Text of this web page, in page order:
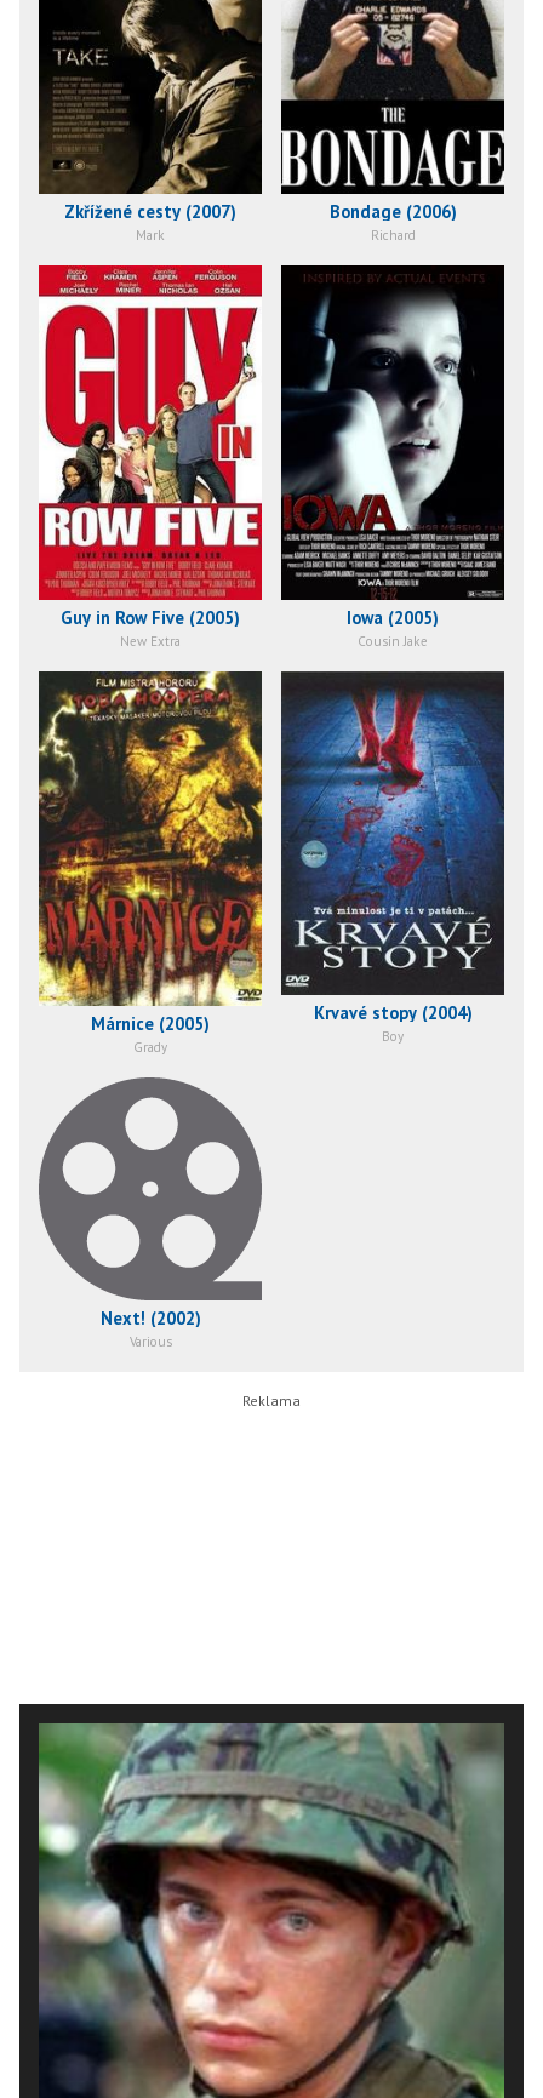
Zkřížené cesty (2007)
Mark
Bondage (2006)
Richard
Guy in Row Five (2005)
New Extra
Iowa (2005)
Cousin Jake
Márnice (2005)
Grady
Krvavé stopy (2004)
Boy
Next! (2002)
Various